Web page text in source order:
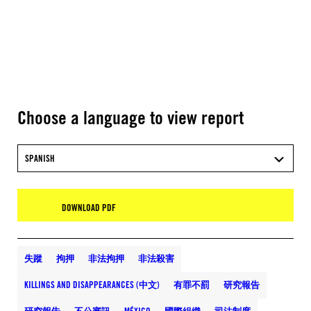
Choose a language to view report
SPANISH
DOWNLOAD PDF
失蹤 拘押 非法拘押 非法殺害
KILLINGS AND DISAPPEARANCES (中文) 有罪不罰 研究報告